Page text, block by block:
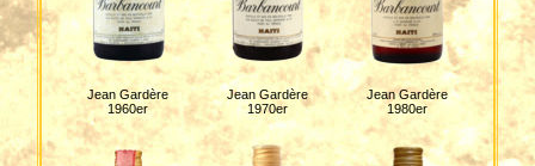
Jean Gardère
1960er
Jean Gardère
1970er
Jean Gardère
1980er